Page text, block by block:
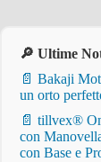
🔎 Ultime
📄 Bakaji
un orto
📄 tillvex®
con
con Base e